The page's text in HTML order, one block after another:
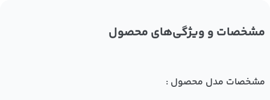
مشخصات و ویژگی‌های محصول
مشخصات مدل محصول :